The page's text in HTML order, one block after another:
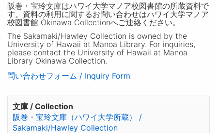
阪巻・宝玲文庫はハワイ大学マノア校図書館の所蔵資料で
す。資料の利用に関するお問い合わせはハワイ大学マノア
校図書館 Okinawa Collectionへご連絡ください。
The Sakamaki/Hawley Collection is owned by the
University of Hawaii at Manoa Library. For inquiries,
please contact the University of Hawaii at Manoa
Library Okinawa Collection.
問い合わせフォーム / Inquiry Form
文庫 / Collection
阪巻・宝玲文庫（ハワイ大学所蔵） /
Sakamaki/Hawley Collection